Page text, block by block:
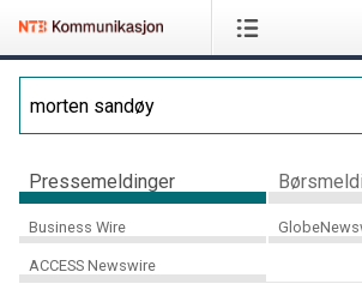
Pressemeldinger
Business Wire
ACCESS Newswire